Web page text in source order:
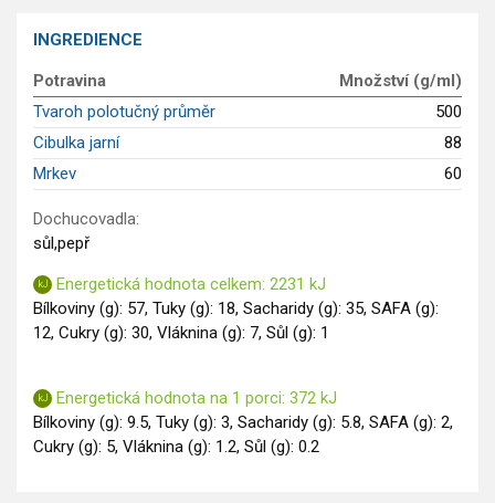
Dětské recepty
GLP-1 recepty
INGREDIENCE
Potravina
Množství (g/ml)
Tvaroh polotučný průměr
500
Cibulka jarní
88
Mrkev
60
Dochucovadla:
sůl,pepř
Energetická hodnota celkem: 2231 kJ
Bílkoviny (g): 57, Tuky (g): 18, Sacharidy (g): 35, SAFA (g):
12, Cukry (g): 30, Vláknina (g): 7, Sůl (g): 1
Energetická hodnota na 1 porci: 372 kJ
Bílkoviny (g): 9.5, Tuky (g): 3, Sacharidy (g): 5.8, SAFA (g): 2,
Cukry (g): 5, Vláknina (g): 1.2, Sůl (g): 0.2